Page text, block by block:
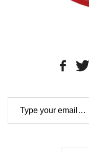
Type your email…